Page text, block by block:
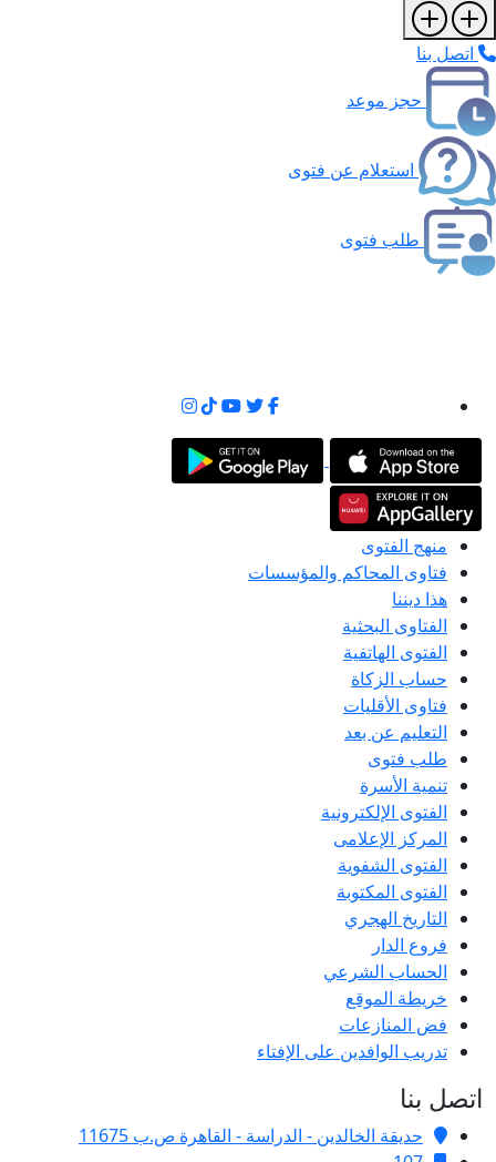
اتصل بنا
حجز موعد
استعلام عن فتوى
طلب فتوى
منهج الفتوى
فتاوى المحاكم والمؤسسات
هذا ديننا
الفتاوى البحثية
الفتوى الهاتفية
حساب الزكاة
فتاوى الأقليات
التعليم عن بعد
طلب فتوى
تنمية الأسرة
الفتوى الإلكترونية
المركز الإعلامى
الفتوى الشفوية
الفتوى المكتوبة
التاريخ الهجري
فروع الدار
الحساب الشرعي
خريطة الموقع
فض المنازعات
تدريب الوافدين على الإفتاء
اتصل بنا
حديقة الخالدين - الدراسة - القاهرة ص.ب 11675